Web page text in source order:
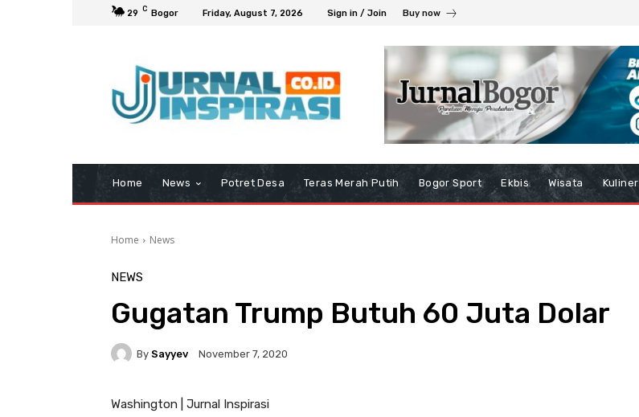
29 C Bogor Friday, August 7, 2026 Sign in / Join Buy now
Home News Potret Desa Teras Merah Putih Bogor Sport Ekbis Wisata Kuliner
Home News
NEWS
Gugatan Trump Butuh 60 Juta Dolar
By Sayyev November 7, 2020
Washington | Jurnal Inspirasi